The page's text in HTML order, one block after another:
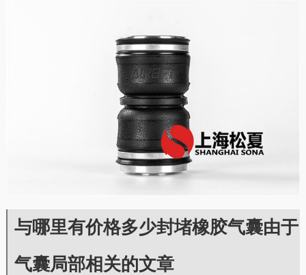
与哪里有价格多少封堵橡胶气囊由于
气囊局部相关的文章